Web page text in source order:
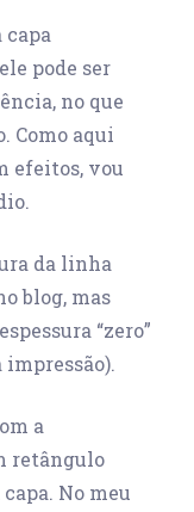
pode ser
no que
Como aqui
efeitos, vou
da linha
blog, mas
“zero”
a
retângulo
No meu